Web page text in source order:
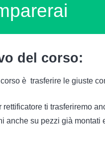
del corso:
è trasferire le giuste
rettificatore ti trasferiremo
anche su pezzi già